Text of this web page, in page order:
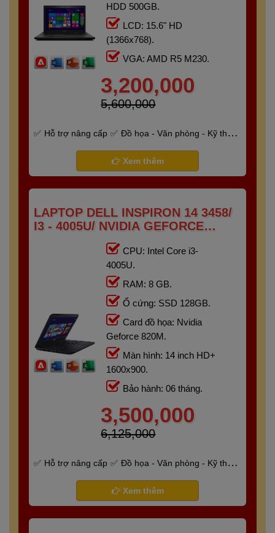
HDD 500GB.
LCD: 15.6" HD
(1366x768).
VGA: AMD R5 M230.
3,200,000
5,600,000
Hỗ trợ nâng cấp
Đồ họa - Văn phòng - Kỹ thuật
Xem thêm
LAPTOP DELL INSPIRON 14 3458/
I3 - 4005U/ NVIDIA GEFORCE
820M/ RAM 8G/ SSD 128GB/
CPU: Intel Core i3-
4005U.
RAM: 8 GB.
Ổ cứng: SSD 128GB.
Card đồ họa: Nvidia
Geforce 820M.
Màn hình: 14 inch HD+
1600x900.
Bảo hành: 06 tháng.
3,500,000
6,125,000
Hỗ trợ nâng cấp
Đồ họa - Văn phòng - Kỹ thuật
Xem thêm